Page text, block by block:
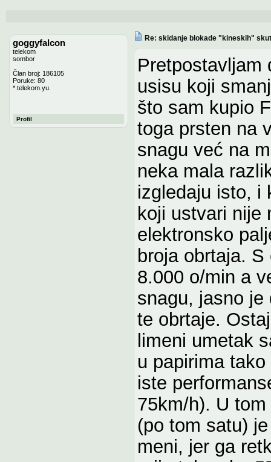
goggyfalcon
telekom
sombor
Član broj: 186105
Poruke: 80
*.telekom.yu.
Profil
Re: skidanje blokade "kineskih"
Pretpostavljam
usisu koji
što sam kupio
toga prsten na
snagu već na
neka mala
izgledaju isto, i
koji ustvari nije
elektronsko
broja obrtaja.
8.000 o/min a
snagu, jasno
te obrtaje.
limeni umetak
u papirima
iste
75km/h). U
(po tom satu)
meni, jer ga